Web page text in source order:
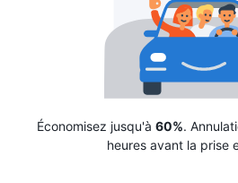
Économisez jusqu'à 60%.
heures avant la prise